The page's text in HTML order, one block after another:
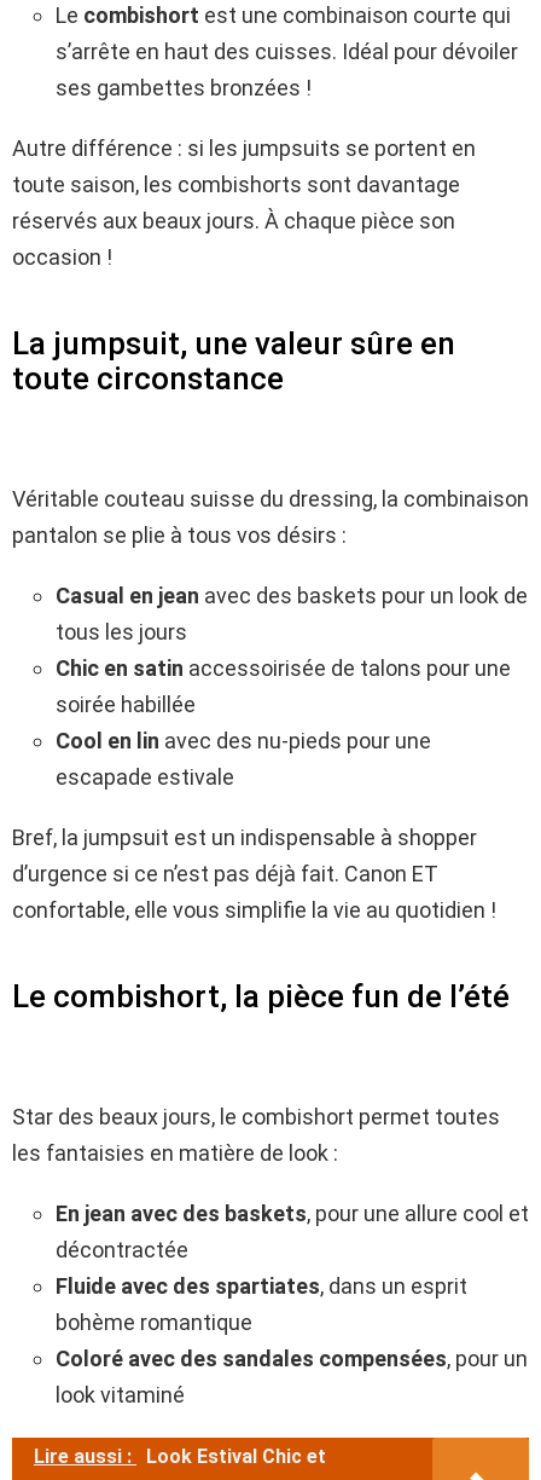
Le combishort est une combinaison courte qui
s’arrête en haut des cuisses. Idéal pour dévoiler
ses gambettes bronzées !
Autre différence : si les jumpsuits se portent en
toute saison, les combishorts sont davantage
réservés aux beaux jours. À chaque pièce son
occasion !
La jumpsuit, une valeur sûre en
toute circonstance
Véritable couteau suisse du dressing, la combinaison
pantalon se plie à tous vos désirs :
Casual en jean avec des baskets pour un look de
tous les jours
Chic en satin accessoirisée de talons pour une
soirée habillée
Cool en lin avec des nu-pieds pour une
escapade estivale
Bref, la jumpsuit est un indispensable à shopper
d’urgence si ce n’est pas déjà fait. Canon ET
confortable, elle vous simplifie la vie au quotidien !
Le combishort, la pièce fun de l’été
Star des beaux jours, le combishort permet toutes
les fantaisies en matière de look :
En jean avec des baskets, pour une allure cool et
décontractée
Fluide avec des spartiates, dans un esprit
bohème romantique
Coloré avec des sandales compensées, pour un
look vitaminé
Lire aussi :
Look Estival Chic et